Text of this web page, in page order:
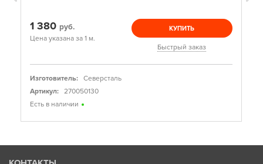
1 380 руб.
Цена указана за 1 м.
КУПИТЬ
Быстрый заказ
Изготовитель:
Северсталь
Артикул:
270050130
Есть в наличии